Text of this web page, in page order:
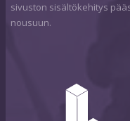
sivuston sisältökehitys
nousuun.